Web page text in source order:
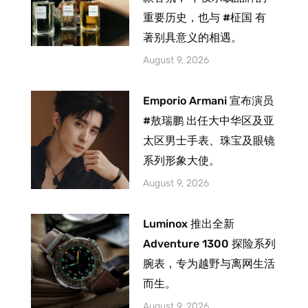
重要历史，也与 #柾国 有
著别具意义的相遇。
August 9, 2026
Emporio Armani 宣布演员
#敖瑞鹏 出任大中华区及亚
太区男士手表、珠宝及眼镜
系列形象大使。
August 9, 2026
Luminox 推出全新
Adventure 1300 探险系列
腕表，专为越野与离网生活
而生。